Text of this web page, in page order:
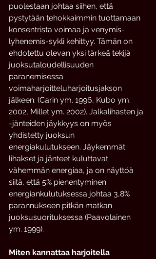
puolestaan johtaa siihen, että
pystytään tehokkaimmin tuottamaan
konsentrista voimaa ja venymis-
lyhenemis-sykli kehittyy. Tämän on
ehdotettu olevan yksi tärkeä tekijä
juoksutaloudellisuuden
paranemisessa
voimaharjoitteluharjoitusjakson
jälkeen. (Carin ym. 1996, Kubo ym.
2002, Millet ym. 2002). Jalkalihasten ja
-jänteiden jäykkyys on myös
yhdistetty juoksun
energiakulutukseen. Jäykemmät
lihakset ja jänteet kuluttavat
vähemmän energiaa, ja on näyttöä
siitä, että 5% pienentyminen
energiankulutuksessa johtaa 3,8%
parannukseen pitkän matkan
juoksusuorituksessa (Paavolainen
ym. 1999).
Miten kannattaa harjoitella